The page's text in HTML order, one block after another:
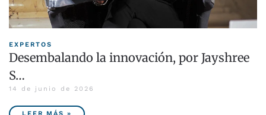
EXPERTOS
Desembalando la innovación, por Jayshree
S…
14 de junio de 2026